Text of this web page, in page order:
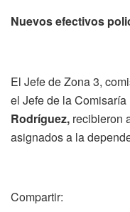
Nuevos efectivos
El Jefe de Zona 3,
el Jefe de la
Rodríguez, recibieron
asignados a la
Compartir: